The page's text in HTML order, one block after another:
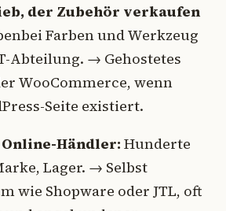
der Zubehör verkaufen
Farben und Werkzeug
Abteilung. → Gehostetes
WooCommerce, wenn
Seite existiert.
Händler: Hunderte
Lager. → Selbst
wie Shopware oder JTL, oft